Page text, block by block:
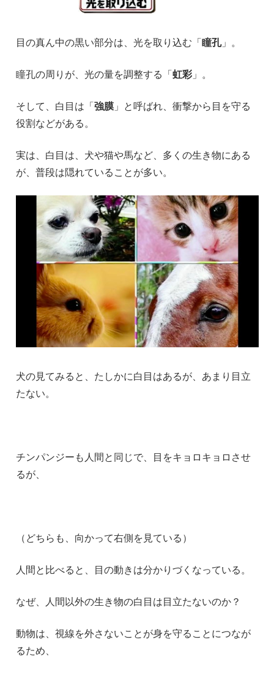
目の真ん中の黒い部分は、光を取り込む「瞳孔」。
瞳孔の周りが、光の量を調整する「虹彩」。
そして、白目は「強膜」と呼ばれ、衝撃から目を守る
役割などがある。
実は、白目は、犬や猫や馬など、多くの生き物にある
が、普段は隠れていることが多い。
犬の見てみると、たしかに白目はあるが、あまり目立
たない。
チンパンジーも人間と同じで、目をキョロキョロさせ
るが、
（どちらも、向かって右側を見ている）
人間と比べると、目の動きは分かりづくなっている。
なぜ、人間以外の生き物の白目は目立たないのか？
動物は、視線を外さないことが身を守ることにつなが
るため、